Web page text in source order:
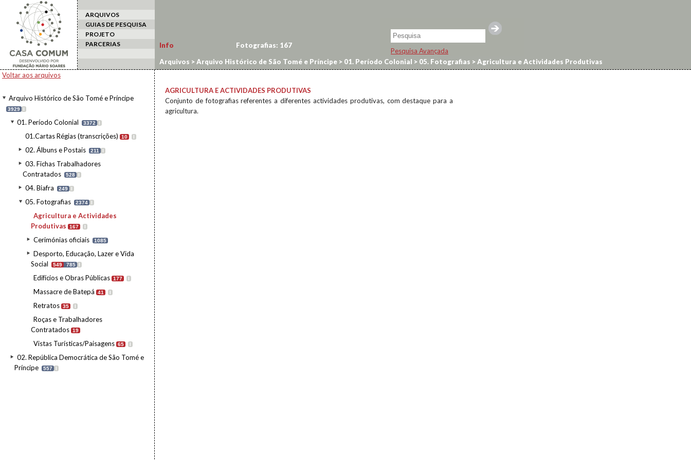
ARQUIVOS
GUIAS DE PESQUISA
PROJETO
PARCERIAS
Pesquisa Avançada
Voltar aos arquivos
Arquivo Histórico de São Tomé e Príncipe
3929 I
01. Período Colonial 3372 I
01.Cartas Régias (transcrições) 10 I
02. Álbuns e Postais 211 I
03. Fichas Trabalhadores
Contratados
528 I
04. Biafra 249 I
05. Fotografias 2374 I
Agricultura e Actividades
Produtivas
167 I
Cerimónias oficiais 1085
Desporto, Educação, Lazer e Vida
Social
549 785 I
Edifícios e Obras Públicas 177 I
Massacre de Batepá 41 I
Retratos 35 I
Roças e Trabalhadores
Contratados 19
Vistas Turísticas/Paisagens 65 I
02. República Democrática de São Tomé e
Príncipe
557 I
Info Fotografias: 167
Arquivos >Arquivo Histórico de São Tomé e Príncipe > 01. Período Colonial > 05. Fotografias >Agricultura e Actividades Produtivas
AGRICULTURA E ACTIVIDADES PRODUTIVAS
Conjunto de fotografias referentes a diferentes actividades produtivas, com destaque para a
agricultura.